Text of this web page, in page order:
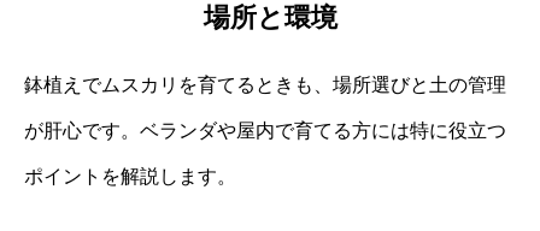
場所と環境
鉢植えでムスカリを育てるときも、場所選びと土の管理
が肝心です。ベランダや屋内で育てる方には特に役立つ
ポイントを解説します。